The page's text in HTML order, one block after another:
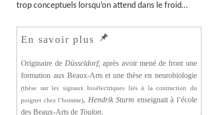
trop conceptuels lorsqu’on attend dans le froid…
Originaire de Düsseldorf, après avoir mené de front une
formation aux Beaux-Arts et une thèse en neurobiologie
(thèse sur les signaux bioélectriques liés à la contraction du
poignet chez l’homme), Hendrik Sturm enseignait à l’école
des Beaux-Arts de Toulon.